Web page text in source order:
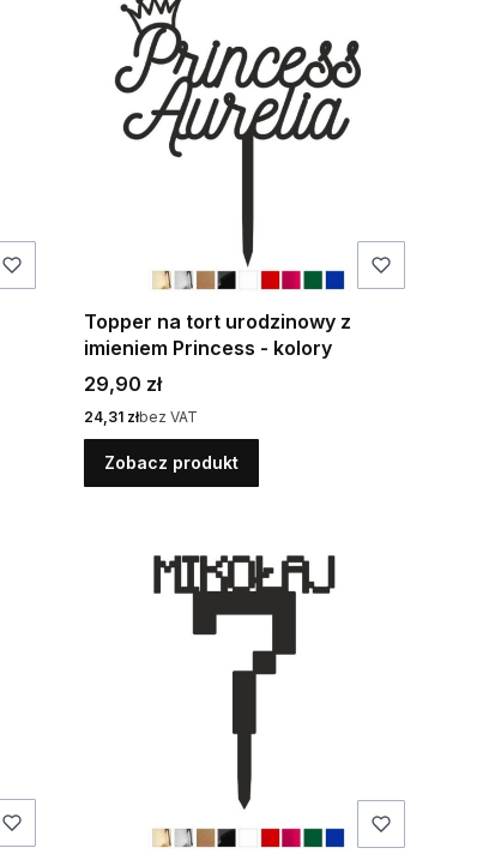
Topper na tort urodzinowy z
imieniem Princess - kolory
Cena
29,90 zł
Cena
24,31 złbez VAT
Zobacz produkt